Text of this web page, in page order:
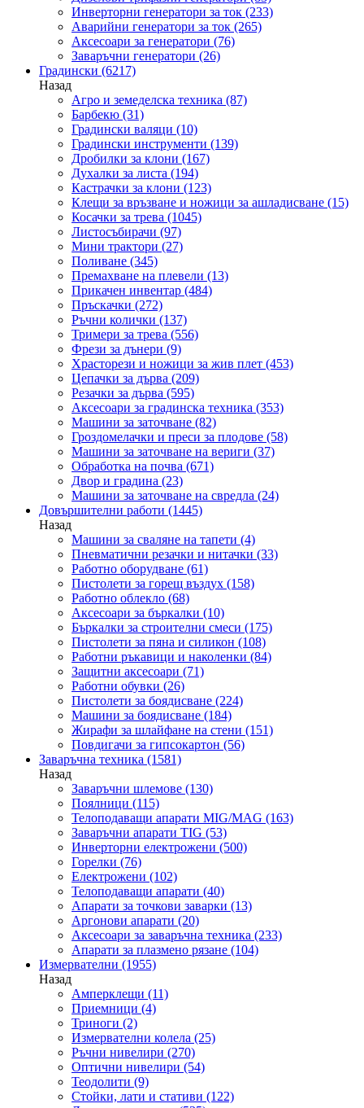
Инверторни генератори за ток (233)
Аварийни генератори за ток (265)
Аксесоари за генератори (76)
Заваръчни генератори (26)
Градински (6217)
Назад
Агро и земеделска техника (87)
Барбекю (31)
Градински валяци (10)
Градински инструменти (139)
Дробилки за клони (167)
Духалки за листа (194)
Кастрачки за клони (123)
Клещи за връзване и ножици за ашладисване (15)
Косачки за трева (1045)
Листосъбирачи (97)
Мини трактори (27)
Поливане (345)
Премахване на плевели (13)
Прикачен инвентар (484)
Пръскачки (272)
Ръчни колички (137)
Тримери за трева (556)
Фрези за дънери (9)
Храсторези и ножици за жив плет (453)
Цепачки за дърва (209)
Резачки за дърва (595)
Аксесоари за градинска техника (353)
Машини за заточване (82)
Гроздомелачки и преси за плодове (58)
Машини за заточване на вериги (37)
Обработка на почва (671)
Двор и градина (23)
Машини за заточване на свредла (24)
Довършителни работи (1445)
Назад
Машини за сваляне на тапети (4)
Пневматични резачки и нитачки (33)
Работно оборудване (61)
Пистолети за горещ въздух (158)
Работно облекло (68)
Аксесоари за бъркалки (10)
Бъркалки за строителни смеси (175)
Пистолети за пяна и силикон (108)
Работни ръкавици и наколенки (84)
Защитни аксесоари (71)
Работни обувки (26)
Пистолети за боядисване (224)
Машини за боядисване (184)
Жирафи за шлайфане на стени (151)
Повдигачи за гипсокартон (56)
Заваръчна техника (1581)
Назад
Заваръчни шлемове (130)
Поялници (115)
Телоподаващи апарати MIG/MAG (163)
Заваръчни апарати TIG (53)
Инверторни електрожени (500)
Горелки (76)
Електрожени (102)
Телоподаващи апарати (40)
Апарати за точкови заварки (13)
Аргонови апарати (20)
Аксесоари за заваръчна техника (233)
Апарати за плазмено рязане (104)
Измервателни (1955)
Назад
Амперклещи (11)
Приемници (4)
Триноги (2)
Измервателни колела (25)
Ръчни нивелири (270)
Оптични нивелири (54)
Теодолити (9)
Стойки, лати и стативи (122)